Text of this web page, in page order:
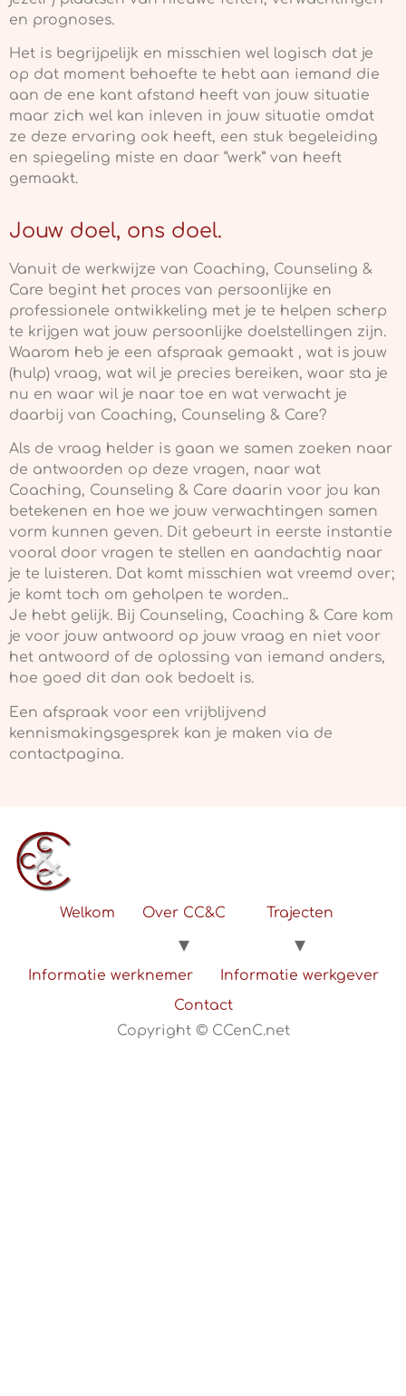
en prognoses.
Het is begrijpelijk en misschien wel logisch dat je
op dat moment behoefte te hebt aan iemand die
aan de ene kant afstand heeft van jouw situatie
maar zich wel kan inleven in jouw situatie omdat
ze deze ervaring ook heeft, een stuk begeleiding
en spiegeling miste en daar “werk” van heeft
gemaakt.
Jouw doel, ons doel.
Vanuit de werkwijze van Coaching, Counseling &
Care begint het proces van persoonlijke en
professionele ontwikkeling met je te helpen scherp
te krijgen wat jouw persoonlijke doelstellingen zijn.
Waarom heb je een afspraak gemaakt , wat is jouw
(hulp) vraag, wat wil je precies bereiken, waar sta je
nu en waar wil je naar toe en wat verwacht je
daarbij van Coaching, Counseling & Care?
Als de vraag helder is gaan we samen zoeken naar
de antwoorden op deze vragen, naar wat
Coaching, Counseling & Care daarin voor jou kan
betekenen en hoe we jouw verwachtingen samen
vorm kunnen geven. Dit gebeurt in eerste instantie
vooral door vragen te stellen en aandachtig naar
je te luisteren. Dat komt misschien wat vreemd over;
je komt toch om geholpen te worden..
Je hebt gelijk. Bij Counseling, Coaching & Care kom
je voor jouw antwoord op jouw vraag en niet voor
het antwoord of de oplossing van iemand anders,
hoe goed dit dan ook bedoelt is.
Een afspraak voor een vrijblijvend
kennismakingsgesprek kan je maken via de
contactpagina.
Welkom Over CC&C Trajecten
Informatie werknemer
Informatie werkgever
Contact
Copyright © CCenC.net